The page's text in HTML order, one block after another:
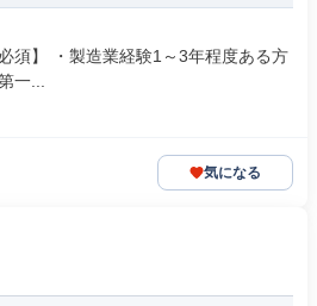
須】 ・製造業経験1～3年程度ある方
一...
気になる